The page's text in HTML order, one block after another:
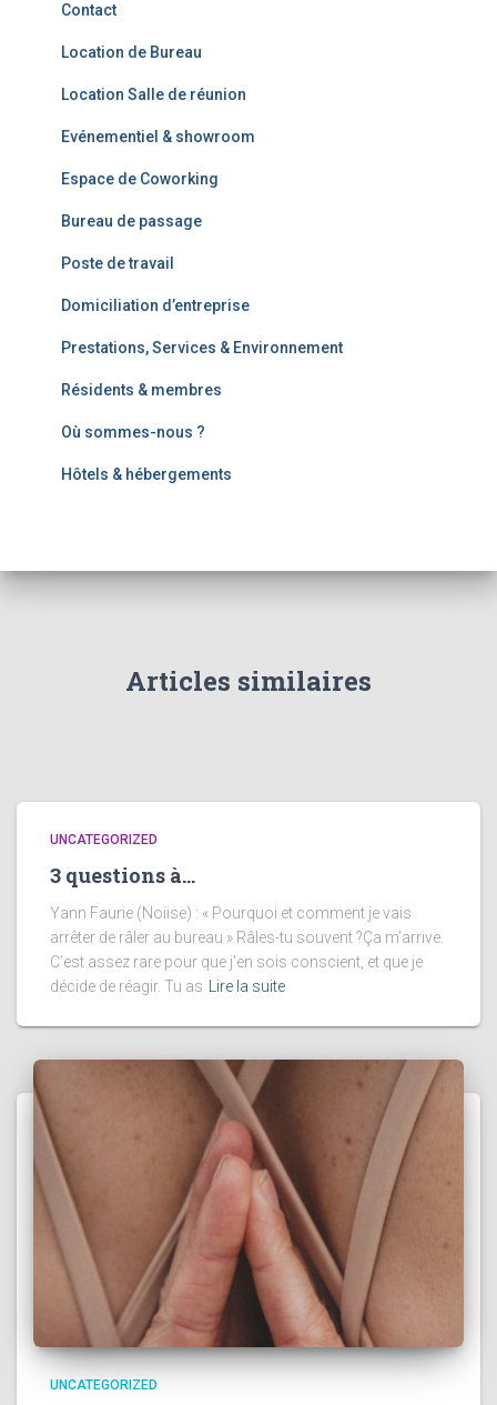
Contact
Location de Bureau
Location Salle de réunion
Evénementiel & showroom
Espace de Coworking
Bureau de passage
Poste de travail
Domiciliation d’entreprise
Prestations, Services & Environnement
Résidents & membres
Où sommes-nous ?
Hôtels & hébergements
Articles similaires
UNCATEGORIZED
3 questions à…
Yann Faurie (Noiise) : « Pourquoi et comment je vais
arrêter de râler au bureau » Râles-tu souvent ?Ça m’arrive.
C’est assez rare pour que j’en sois conscient, et que je
décide de réagir. Tu as
Lire la suite
UNCATEGORIZED